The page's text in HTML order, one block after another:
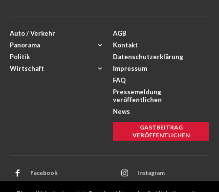
Auto / Verkehr
Panorama
Politik
Wirtschaft
AGB
Kontakt
Datenschutzerklärung
Impressum
FAQ
Pressemeldung
veröffentlichen
News
GASTBEITRAG
VERÖFFENTLICHEN
Facebook Instagram